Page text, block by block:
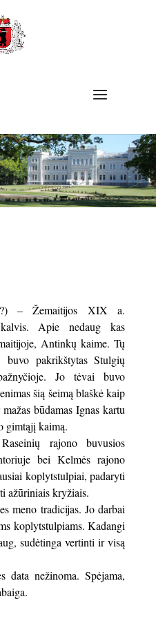
– Žemaitijos XIX a.
kalvis. Apie nedaug kas
Antinkų kaime. Tų
pakrikštytas Stulgių
Jo tėvai buvo
šią šeimą blaškė kaip
būdamas Ignas kartu
gimtąjį kaimą.
rajono buvusios
bei Kelmės rajono
koplytstulpiai, padaryti
ažūriniais kryžiais.
meno tradicijas. Jo darbai
koplytstulpiams. Kadangi
sudėtinga vertinti ir visą
nežinoma. Spėjama,